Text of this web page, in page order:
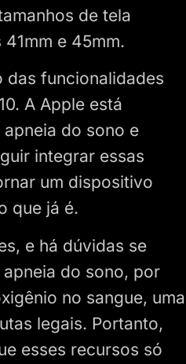
de tela
e 45mm.
das funcionalidades
A Apple está
do sono e
integrar essas
um dispositivo
que já é.
e há dúvidas se
do sono, por
no sangue, uma
legais. Portanto,
esses recursos só